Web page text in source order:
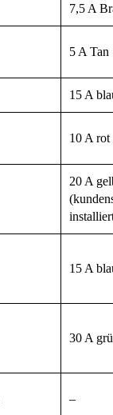
7,5 A
5 A Tan
15 A
10 A rot
20 A
15 A
30 A
–